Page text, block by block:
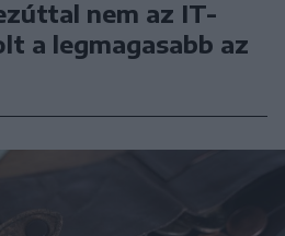
nem az IT-
a legmagasabb az